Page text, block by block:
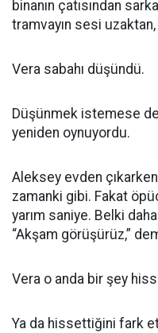
binanın çatısından
tramvayın sesi
Vera sabahı düşündü.
Düşünmek istemese
yeniden oynuyordu.
Aleksey evden
zamanki gibi. Fakat
yarım saniye. Belki
“Akşam görüşürüz,”
Vera o anda bir şey
Ya da hissettiğini fark